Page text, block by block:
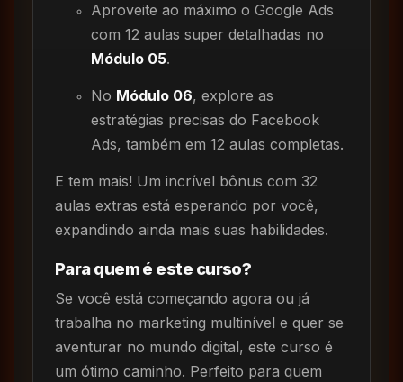
Aproveite ao máximo o Google Ads
com 12 aulas super detalhadas no
Módulo 05.
No Módulo 06, explore as
estratégias precisas do Facebook
Ads, também em 12 aulas completas.
E tem mais! Um incrível bônus com 32
aulas extras está esperando por você,
expandindo ainda mais suas habilidades.
Para quem é este curso?
Se você está começando agora ou já
trabalha no marketing multinível e quer se
aventurar no mundo digital, este curso é
um ótimo caminho. Perfeito para quem